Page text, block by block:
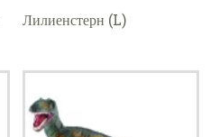
Лилиенстерн (L)